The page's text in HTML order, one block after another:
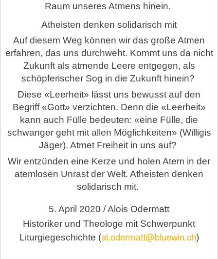
Raum unseres Atmens hinein.
Atheisten denken solidarisch mit
Auf diesem Weg können wir das große Atmen
erfahren, das uns durchweht. Kommt uns da nicht
Zukunft als atmende Leere entgegen, als
schöpferischer Sog in die Zukunft hinein?
Diese «Leerheit» lässt uns bewusst auf den
Begriff «Gott» verzichten. Denn die «Leerheit»
kann auch Fülle bedeuten: «eine Fülle, die
schwanger geht mit allen Möglichkeiten» (Willigis
Jäger). Atmet Freiheit in uns auf?
Wir entzünden eine Kerze und holen Atem in der
atemlosen Unrast der Welt. Atheisten denken
solidarisch mit.
5. April 2020 / Alois Odermatt
Historiker und Theologe mit Schwerpunkt
Liturgiegeschichte (al.odermatt@bluewin.ch)